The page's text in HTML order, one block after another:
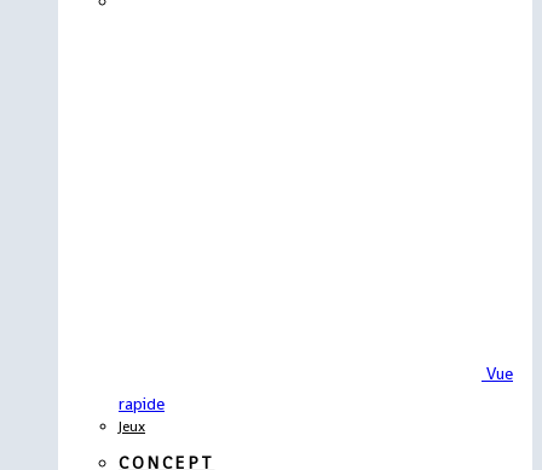
Vue
rapide
Jeux
CONCEPT